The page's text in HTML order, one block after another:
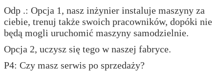
Odp .: Opcja 1, nasz inżynier instaluje maszyny za
ciebie, trenuj także swoich pracowników, dopóki nie
będą mogli uruchomić maszyny samodzielnie.
Opcja 2, uczysz się tego w naszej fabryce.
P4: Czy masz serwis po sprzedaży?